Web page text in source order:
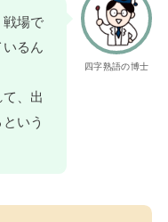
四字熟語の博士
戦場で
るん
、出
いう